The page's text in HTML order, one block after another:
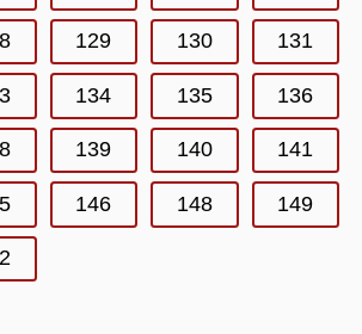
129 130 131
134 135 136
139 140 141
146 148 149